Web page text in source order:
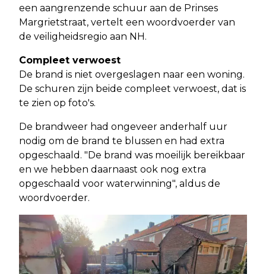
een aangrenzende schuur aan de Prinses
Margrietstraat, vertelt een woordvoerder van
de veiligheidsregio aan NH.
Compleet verwoest
De brand is niet overgeslagen naar een woning.
De schuren zijn beide compleet verwoest, dat is
te zien op foto's.
De brandweer had ongeveer anderhalf uur
nodig om de brand te blussen en had extra
opgeschaald. "De brand was moeilijk bereikbaar
en we hebben daarnaast ook nog extra
opgeschaald voor waterwinning", aldus de
woordvoerder.